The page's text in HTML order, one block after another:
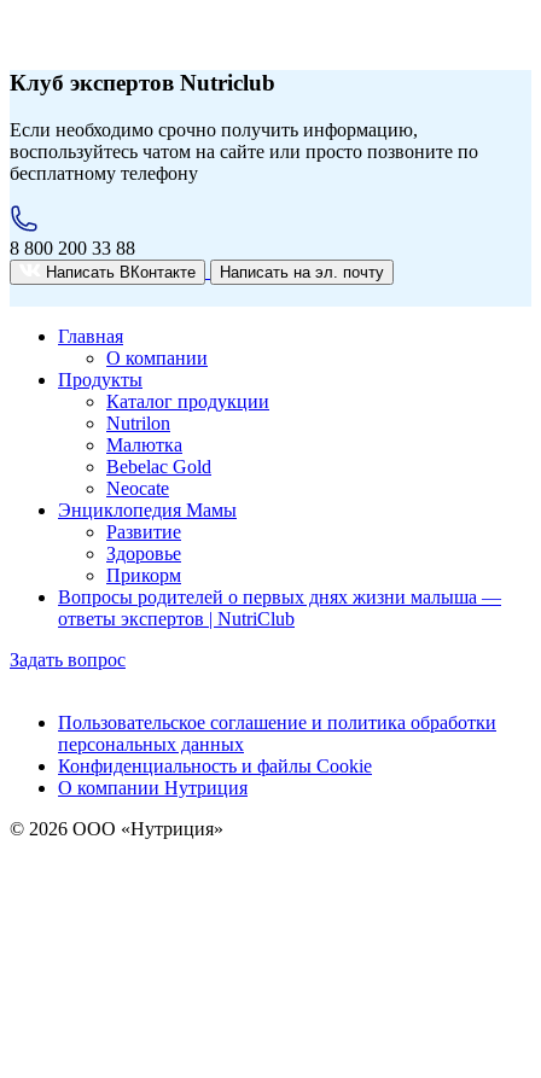
Клуб экспертов Nutriclub
Если необходимо срочно получить информацию,
воспользуйтесь чатом на сайте или просто позвоните по
бесплатному телефону
8 800 200 33 88
Написать ВКонтакте Написать на эл. почту
Главная
О компании
Продукты
Каталог продукции
Nutrilon
Малютка
Bebelac Gold
Neocate
Энциклопедия Мамы
Развитие
Здоровье
Прикорм
Вопросы родителей о первых днях жизни малыша —
ответы экспертов | NutriClub
Задать вопрос
Пользовательское соглашение и политика обработки
персональных данных
Конфиденциальность и файлы Cookie
О компании Нутриция
© 2026 ООО «Нутриция»